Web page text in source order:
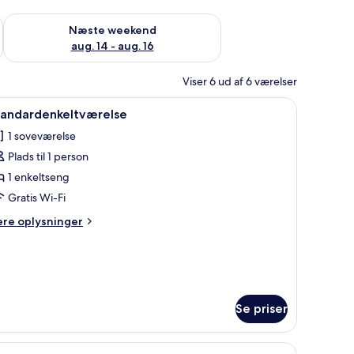
aug. 7 - aug. 9
Næste weekend
aug. 14 - aug. 16
Tjek tilgængelighed for næste weekend aug. 14 - aug. 16
Viser 6 ud af 6 værelser
gardiner.
et fjernsyn og et vindue med gardiner.Et lille, pænt indrettet soveværelse med
1
1 soveværelse
Plads til 1 person
1 enkeltseng
Gratis Wi-Fi
oplysninger
Se priser
computere, mørklægningsgardiner